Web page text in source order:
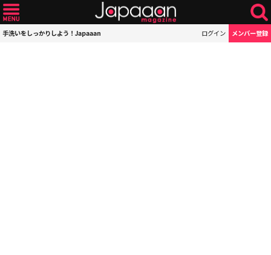
手洗いをしっかりしよう！Japaaan ログイン メンバー登録